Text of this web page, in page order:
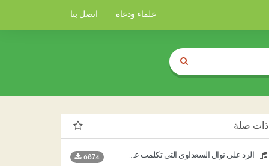
علماء ودعاة اتصل بنا
ذات صلة
الرد على نوال السعداوي التي تكلمت عن الرسول عبد الحميد كشك 6874